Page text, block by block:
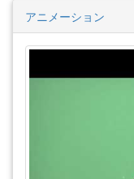
アニメーション